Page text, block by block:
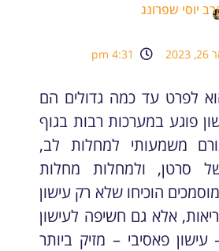
יוסי שפרונג
4:31 pm
לפרט עד כמה גדולים הם
פוגע במערכות רבות בגוף
משמעותי למחלות לב,
סרטן, ולמחלות מחלות
הוכיחו שלא רק עישון
אלא גם חשיפה לעישון
פאסיבי – מזיק ביותר